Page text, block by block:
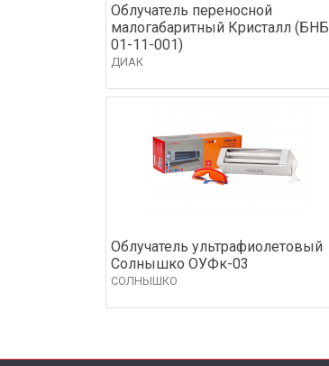
Облучатель переносной
малогабаритный Кристалл (БНБ
01-11-001)
ДИАК
Облучатель ультрафиолетовый
Солнышко ОУФк-03
СОЛНЫШКО